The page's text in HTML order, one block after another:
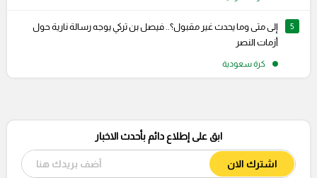
5
إلى متى وما يحدث غير مقبول؟.. فيصل بن تركي يوجه رسالة نارية حول
أزمات النصر
كرة سعودية
ابق على إطلاع دائم بأحدث الاخبار
اشترك الان